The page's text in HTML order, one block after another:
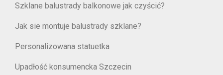
Szklane balustrady balkonowe jak czyścić?
Jak sie montuje balustrady szklane?
Personalizowana statuetka
Upadłość konsumencka Szczecin